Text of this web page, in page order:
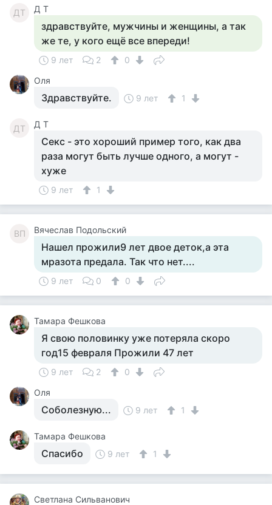
ДТ Д Т
здравствуйте, мужчины и женщины, а так
же те, у кого ещё все впереди!
9 лет 2
0
Оля
Здравствуйте. 9 лет 1
ДТ Д Т
Секс - это хороший пример того, как два
раза могут быть лучше одного, а могут -
хуже
9 лет 1
ВП Вячеслав Подольский
Нашел прожили9 лет двое деток,а эта
мразота предала. Так что нет....
9 лет 0 0
Тамара Фешкова
Я свою половинку уже потеряла скоро
год15 февраля Прожили 47 лет
9 лет 2
0
Оля
Соболезную... 9 лет 1
Тамара Фешкова
Спасибо 9 лет 1
Светлана Сильванович